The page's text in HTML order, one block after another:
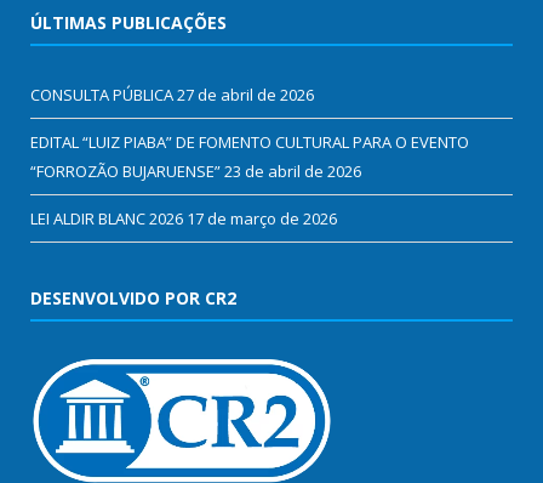
ÚLTIMAS PUBLICAÇÕES
CONSULTA PÚBLICA27 de abril de 2026
EDITAL “LUIZ PIABA” DE FOMENTO CULTURAL PARA O EVENTO
“FORROZÃO BUJARUENSE”23 de abril de 2026
LEI ALDIR BLANC 2026 17 de março de 2026
DESENVOLVIDO POR CR2